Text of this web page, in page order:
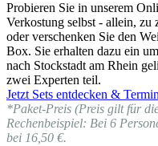
Probieren Sie in unserem
Verkostung selbst - allein,
oder verschenken Sie den
Box. Sie erhalten dazu ein
nach Stockstadt am Rhein
zwei Experten teil.
Jetzt Sets entdecken &
*Paket-Preis (Preis gilt für
Rechenbeispiel: Bei 6
bei 16,50 €.